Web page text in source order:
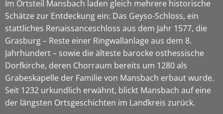
Im Ortsteil Mansbach laden gleich mehrere historische
Schätze zur Entdeckung ein: Das Geyso-Schloss, ein
stattliches Renaissanceschloss aus dem Jahr 1577, die
Grasburg – Reste einer Ringwallanlage aus dem 8.
Jahrhundert – sowie die älteste barocke osthessische
Dorfkirche, deren Chorraum bereits um 1280 als
Grabeskapelle der Familie von Mansbach erbaut wurde.
Seit 1232 urkundlich erwähnt, blickt Mansbach auf eine
der längsten Ortsgeschichten im Landkreis zurück.